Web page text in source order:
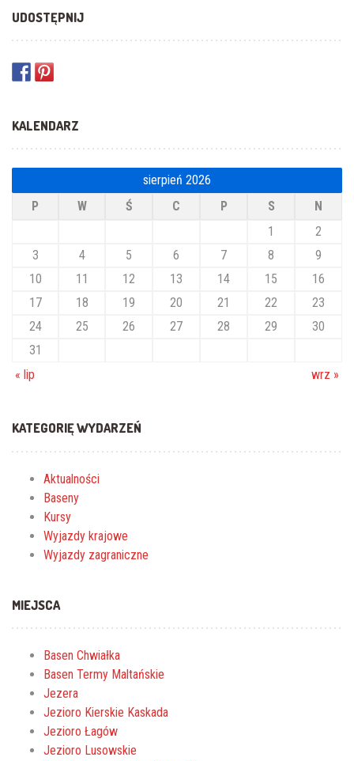
UDOSTĘPNIJ
KALENDARZ
sierpień 2026
P
W Ś C P S
N
1
2
3
4 5 6 7 8
9
10
11 12 13 14 15
16
17
18 19 20 21 22
23
24
25 26 27 28 29
30
31
« lip
wrz »
KATEGORIĘ WYDARZEŃ
Aktualności
Baseny
Kursy
Wyjazdy krajowe
Wyjazdy zagraniczne
MIEJSCA
Basen Chwiałka
Basen Termy Maltańskie
Jezera
Jezioro Kierskie Kaskada
Jezioro Łagów
Jezioro Lusowskie